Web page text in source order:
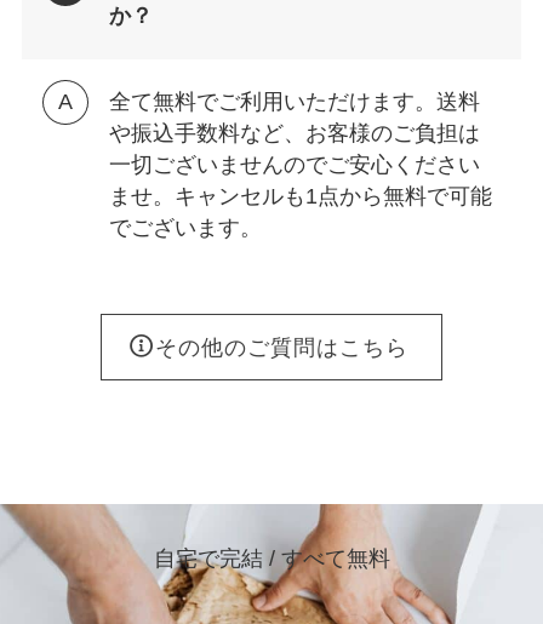
か？
全て無料でご利用いただけます。送料
や振込手数料など、お客様のご負担は
一切ございませんのでご安心ください
ませ。キャンセルも1点から無料で可能
でございます。
その他のご質問はこちら
自宅で完結 / すべて無料